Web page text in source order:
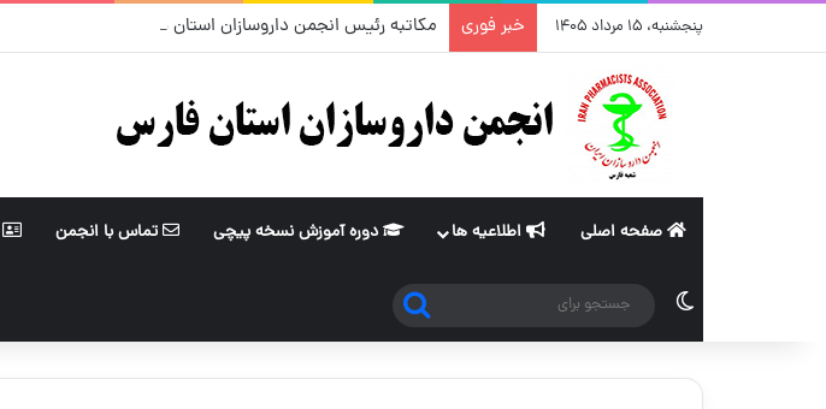
پنجشنبه، ۱۵ مرداد ۱۴۰۵ خبر فوری
صفحه اصلی اطلاعیه ها دوره آموزش نسخه پیچی تماس با انجمن
تغییر پوسته
جستجو
برای